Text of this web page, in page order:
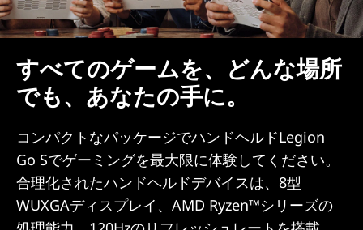
すべてのゲームを、どんな場所
でも、あなたの手に。
コンパクトなパッケージでハンドヘルドLegion
Go Sでゲーミングを最大限に体験してください。
合理化されたハンドヘルドデバイスは、8型
WUXGAディスプレイ、AMD Ryzen™シリーズの